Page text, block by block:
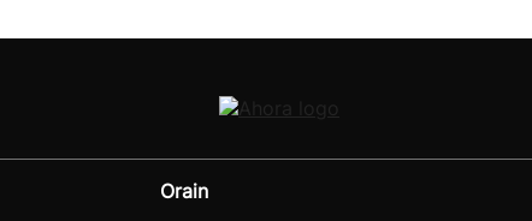
Orain